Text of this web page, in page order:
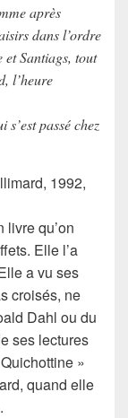
après
dans l’ordre
et Santiags, tout
l’heure
passé chez
1992,
livre qu’on
Elle l’a
a vu ses
croisés, ne
Dahl ou du
ses lectures
»
quand elle